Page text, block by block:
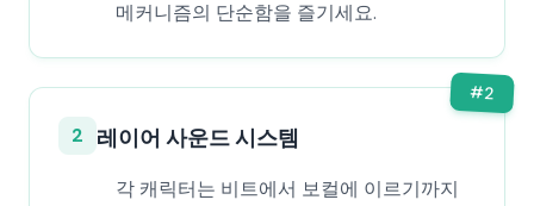
메커니즘의 단순함을 즐기세요.
#2
2 레이어 사운드 시스템
각 캐릭터는 비트에서 보컬에 이르기까지